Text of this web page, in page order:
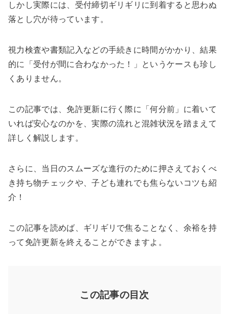
しかし実際には、受付締切ギリギリに到着すると思わぬ
落とし穴が待っています。
視力検査や書類記入などの手続きに時間がかかり、結果
的に「受付が間に合わなかった！」というケースも珍し
くありません。
この記事では、免許更新に行く際に「何分前」に着いて
いれば安心なのかを、実際の流れと混雑状況を踏まえて
詳しく解説します。
さらに、当日のスムーズな進行のために押さえておくべ
き持ち物チェックや、子ども連れでも焦らないコツも紹
介！
この記事を読めば、ギリギリで焦ることなく、余裕を持
って免許更新を終えることができますよ。
この記事の目次